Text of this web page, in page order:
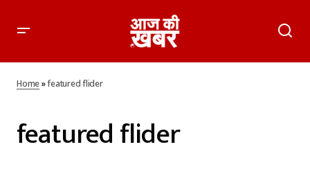
Home»featured flider
featured flider